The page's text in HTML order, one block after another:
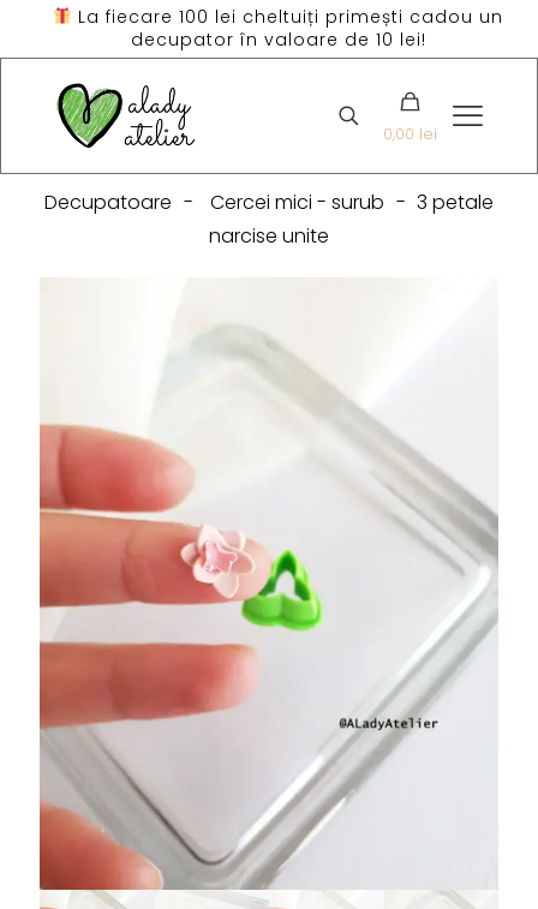
La fiecare 100 lei cheltuiți primești cadou un
decupator în valoare de 10 lei!
0,00 lei
Decupatoare - Cercei mici - surub - 3 petale
narcise unite